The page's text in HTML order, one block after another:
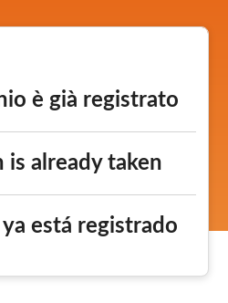
è già registrato
is already taken
está registrado